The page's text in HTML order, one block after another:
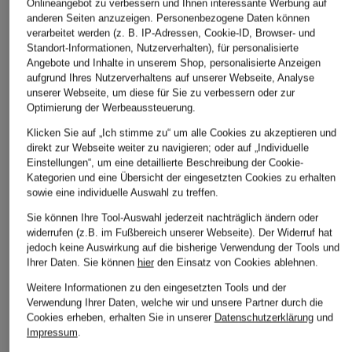
Onlineangebot zu verbessern und Ihnen interessante Werbung auf
anderen Seiten anzuzeigen. Personenbezogene Daten können
verarbeitet werden (z. B. IP-Adressen, Cookie-ID, Browser- und
Standort-Informationen, Nutzerverhalten), für personalisierte
Angebote und Inhalte in unserem Shop, personalisierte Anzeigen
aufgrund Ihres Nutzerverhaltens auf unserer Webseite, Analyse
unserer Webseite, um diese für Sie zu verbessern oder zur
Optimierung der Werbeaussteuerung.
Klicken Sie auf „Ich stimme zu“ um alle Cookies zu akzeptieren und
direkt zur Webseite weiter zu navigieren; oder auf „Individuelle
Einstellungen“, um eine detaillierte Beschreibung der Cookie-
Kategorien und eine Übersicht der eingesetzten Cookies zu erhalten
sowie eine individuelle Auswahl zu treffen.
Sie können Ihre Tool-Auswahl jederzeit nachträglich ändern oder
widerrufen (z.B. im Fußbereich unserer Webseite). Der Widerruf hat
jedoch keine Auswirkung auf die bisherige Verwendung der Tools und
Ihrer Daten. Sie können hierden Einsatz von Cookies ablehnen.
Weitere Informationen zu den eingesetzten Tools und der
Verwendung Ihrer Daten, welche wir und unsere Partner durch die
Cookies erheben, erhalten Sie in unserer Datenschutzerklärungund
Impressum.